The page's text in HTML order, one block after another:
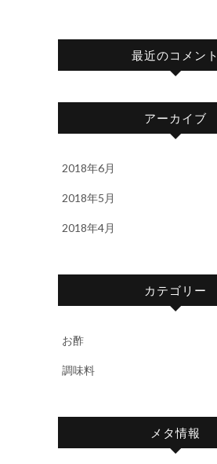
最近のコメント
アーカイブ
2018年6月
2018年5月
2018年4月
カテゴリー
お酢
調味料
メタ情報